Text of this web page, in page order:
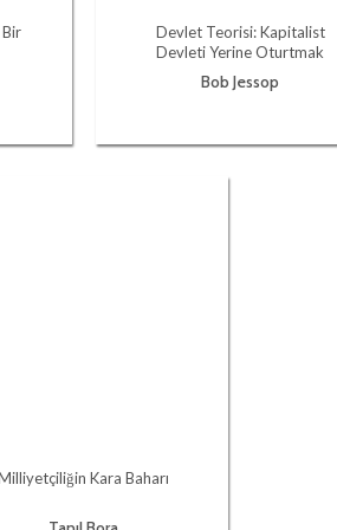
Devlet Teorisi: Kapitalist
Devleti Yerine Oturtmak
Bob Jessop
Kara Baharı